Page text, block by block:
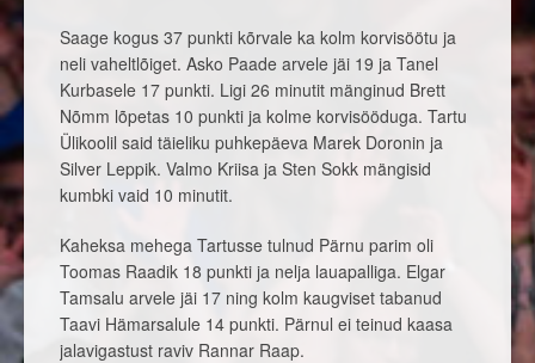
Saage kogus 37 punkti kõrvale ka kolm korvisöötu ja
neli vaheltlõiget. Asko Paade arvele jäi 19 ja Tanel
Kurbasele 17 punkti. Ligi 26 minutit mänginud Brett
Nõmm lõpetas 10 punkti ja kolme korvisööduga. Tartu
Ülikoolil said täieliku puhkepäeva Marek Doronin ja
Silver Leppik. Valmo Kriisa ja Sten Sokk mängisid
kumbki vaid 10 minutit.
Kaheksa mehega Tartusse tulnud Pärnu parim oli
Toomas Raadik 18 punkti ja nelja lauapalliga. Elgar
Tamsalu arvele jäi 17 ning kolm kaugviset tabanud
Taavi Hämarsalule 14 punkti. Pärnul ei teinud kaasa
jalavigastust raviv Rannar Raap.